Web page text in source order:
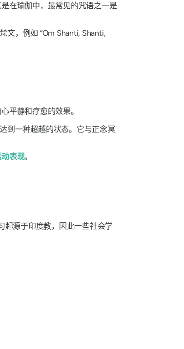
在瑜伽中，最常见的咒语之一是
文，例如 “Om Shanti, Shanti,
平静和疗愈的效果。
到一种超越的状态。它与正念冥
表现。
起源于印度教，因此一些社会学